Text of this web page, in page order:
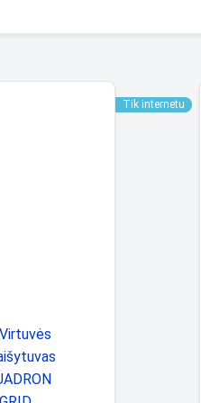
Tik internetu